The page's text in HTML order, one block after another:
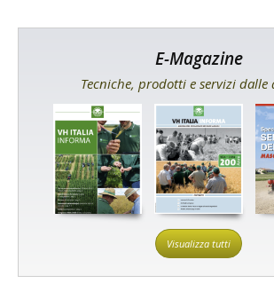
E-Magazine
Tecniche, prodotti e servizi dalle
Visualizza tutti